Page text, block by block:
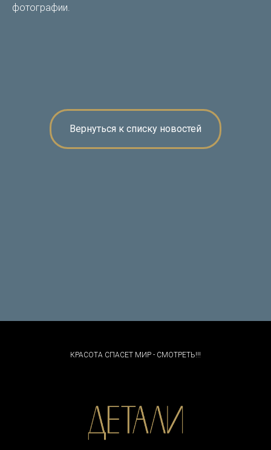
фотографии.
Вернуться к списку новостей
КРАСОТА СПАСЕТ МИР - СМОТРЕТЬ!!!